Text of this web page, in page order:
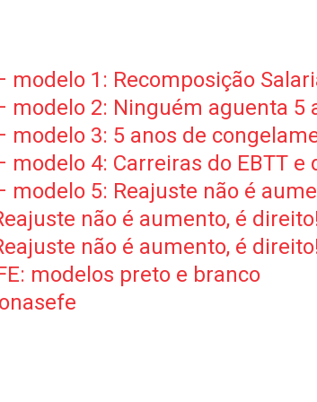
modelo 1: Recomposição
modelo 2: Ninguém aguenta
modelo 3: 5 anos de
modelo 4: Carreiras do EBTT
modelo 5: Reajuste não é
não é aumento, é
não é aumento, é
modelos preto e branco